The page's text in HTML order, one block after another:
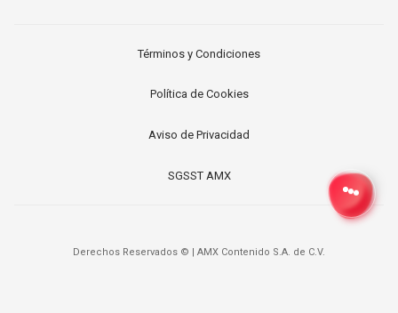
Términos y Condiciones
Política de Cookies
Aviso de Privacidad
SGSST AMX
Derechos Reservados © | AMX Contenido S.A. de C.V.